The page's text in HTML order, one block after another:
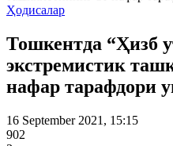
Ҳодисалар
Тошкентда “Ҳизб
экстремистик
нафар тарафдори
16 September 2021, 15:15
902